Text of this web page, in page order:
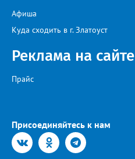
Афиша
Куда сходить в г. Златоуст
Реклама на сайте
Прайс
Присоединяйтесь к нам